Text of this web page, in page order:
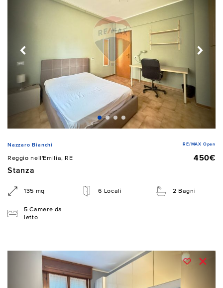
Nazzaro Bianchi RE/MAX Open
Reggio nell'Emilia, RE
450€
Stanza
135 mq 6 Locali 2 Bagni
5 Camere da
letto